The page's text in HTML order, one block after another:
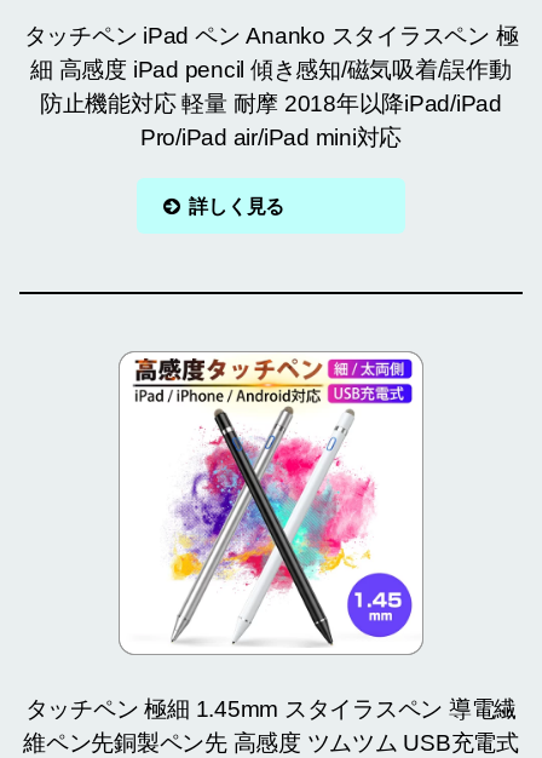
タッチペン iPad ペン Ananko スタイラスペン 極
細 高感度 iPad pencil 傾き感知/磁気吸着/誤作動
防止機能対応 軽量 耐摩 2018年以降iPad/iPad
Pro/iPad air/iPad mini対応
詳しく見る
タッチペン 極細 1.45mm スタイラスペン 導電繊
維ペン先銅製ペン先 高感度 ツムツム USB充電式